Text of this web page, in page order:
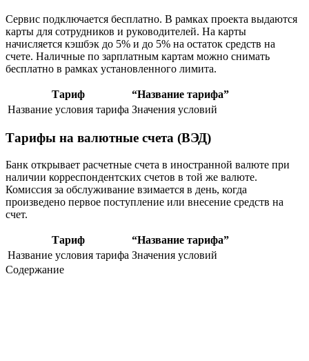
Сервис подключается бесплатно. В рамках проекта выдаются
карты для сотрудников и руководителей. На карты
начисляется кэшбэк до 5% и до 5% на остаток средств на
счете. Наличные по зарплатным картам можно снимать
бесплатно в рамках установленного лимита.
Тариф
“Название тарифа”
Название условия тарифа Значения условий
Тарифы на валютные счета (ВЭД)
Банк открывает расчетные счета в иностранной валюте при
наличии корреспондентских счетов в той же валюте.
Комиссия за обслуживание взимается в день, когда
произведено первое поступление или внесение средств на
счет.
Тариф
“Название тарифа”
Название условия тарифа Значения условий
Содержание